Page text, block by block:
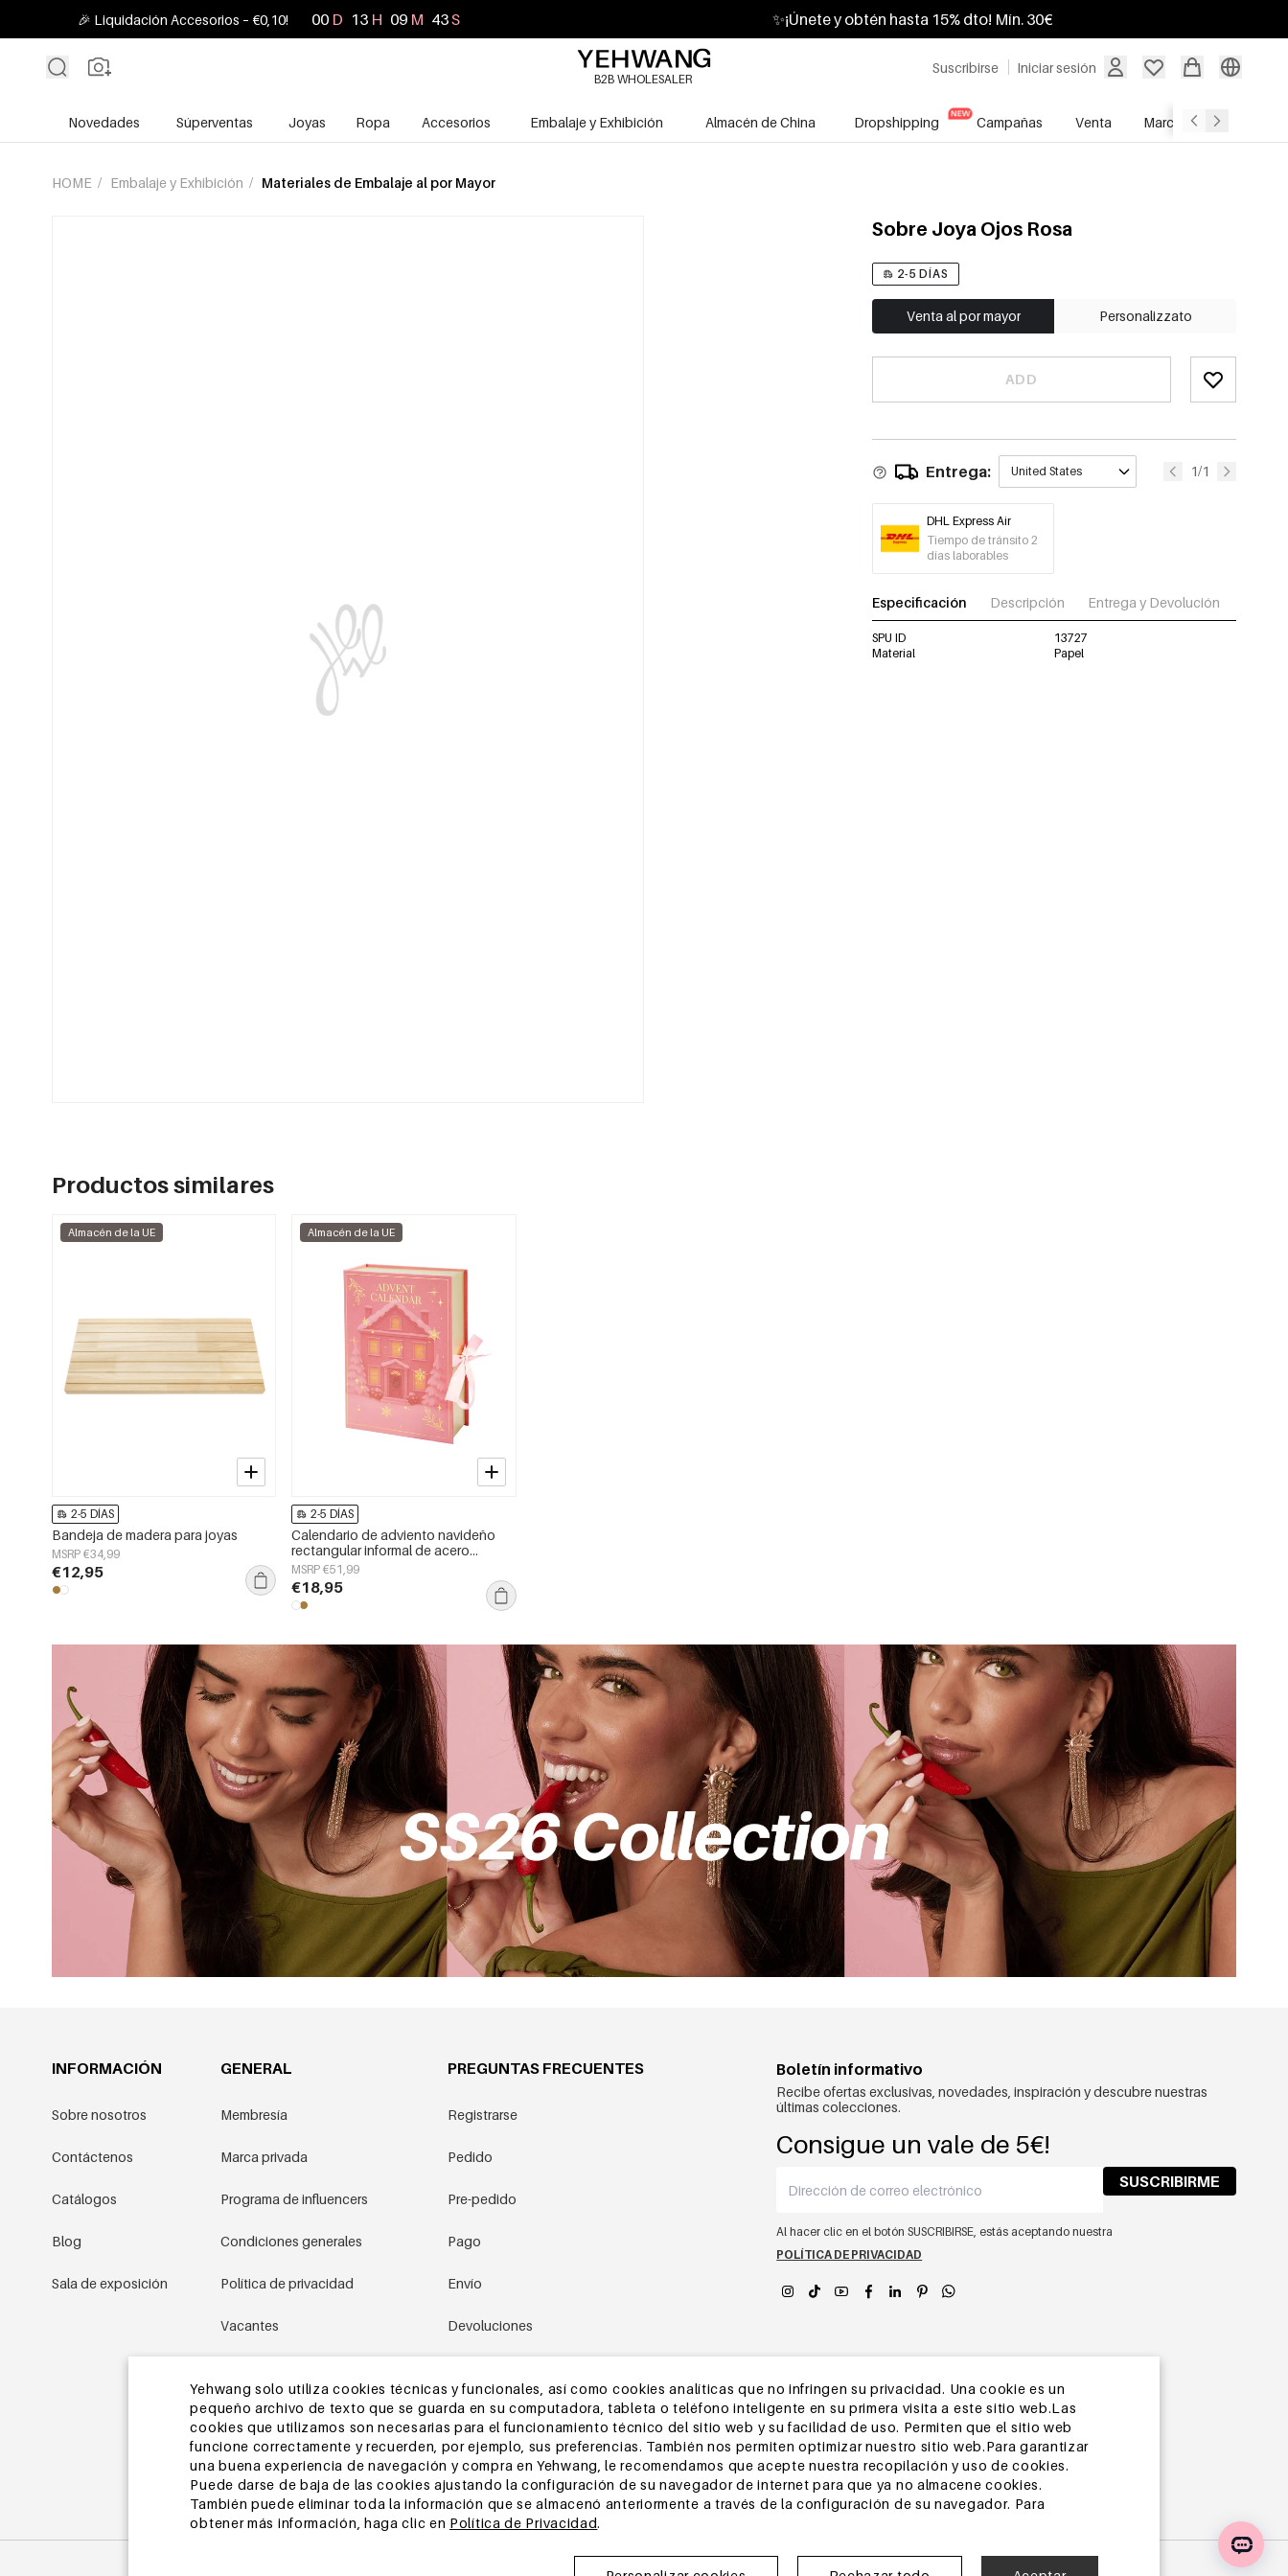
🎉 Liquidación Accesorios – €0,10! 00 D 13 H 09 M 43S ✨¡Únete y obtén hasta 15% dto! Mín. 30€
Suscribirse Iniciar sesión
B2B WHOLESALER
Novedades Súperventas Joyas Ropa Accesorios Embalaje y Exhibición Almacén de China Dropshipping Campañas Venta Marcas
Yehwang solo utiliza cookies técnicas y funcionales, así como cookies analíticas que no infringen su privacidad. Una cookie es un
pequeño archivo de texto que se guarda en su computadora, tableta o teléfono inteligente en su primera visita a este sitio web.Las
cookies que utilizamos son necesarias para el funcionamiento técnico del sitio web y su facilidad de uso. Permiten que el sitio web
funcione correctamente y recuerden, por ejemplo, sus preferencias. También nos permiten optimizar nuestro sitio web.Para garantizar
una buena experiencia de navegación y compra en Yehwang, le recomendamos que acepte nuestra recopilación y uso de cookies.
Puede darse de baja de las cookies ajustando la configuración de su navegador de internet para que ya no almacene cookies.
También puede eliminar toda la información que se almacenó anteriormente a través de la configuración de su navegador. Para
obtener más información, haga clic en Política de Privacidad.
HOME / Embalaje y Exhibición / Materiales de Embalaje al por Mayor
Sobre Joya Ojos Rosa
2-5 DÍAS
Venta al por mayor Personalizzato
ADD
Entrega: United States 1/1
DHL Express Air
Tiempo de tránsito 2
días laborables
Especificación Descripción Entrega y Devolución
SPU ID
13727
Material
Papel
Productos similares
Almacén de la UE
2-5 DÍAS
Bandeja de madera para joyas
MSRP €34,99
€12,95
Almacén de la UE
2-5 DÍAS
Calendario de adviento navideño
rectangular informal de acero
inoxidable para Navidad
MSRP €51,99
€18,95
INFORMACIÓN
Sobre nosotros
Contáctenos
Catálogos
Blog
Sala de exposición
GENERAL
Membresía
Marca privada
Programa de influencers
Condiciones generales
Política de privacidad
Vacantes
Mapa del sitio
PREGUNTAS FRECUENTES
Registrarse
Pedido
Pre-pedido
Pago
Envío
Devoluciones
Otras preguntas
Boletín informativo
Recibe ofertas exclusivas, novedades, inspiración y descubre nuestras
últimas colecciones.
Consigue un vale de 5€!
SUSCRIBIRME
Al hacer clic en el botón SUSCRIBIRSE, estás aceptando nuestra
POLÍTICA DE PRIVACIDAD
YEHWANG app